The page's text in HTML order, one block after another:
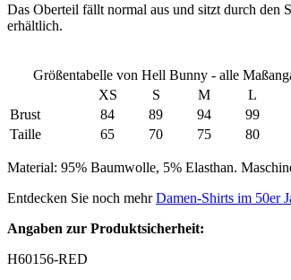
Das Oberteil fällt normal aus und sitzt durch den
erhältlich.
Größentabelle von Hell Bunny - alle
XS
S M L
Brust
84 89 94 99
Taille
65 70 75 80
Material: 95% Baumwolle, 5% Elasthan.
Entdecken Sie noch mehrDamen-Shirts im 50er
Angaben zur Produktsicherheit:
H60156-RED